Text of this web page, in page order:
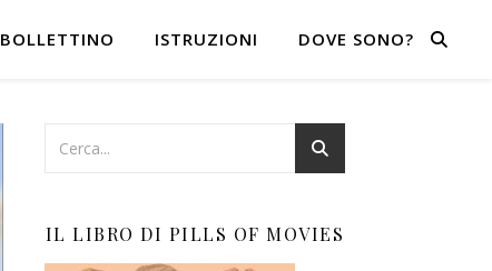
BOLLETTINO ISTRUZIONI DOVE SONO?
IL LIBRO DI PILLS OF MOVIES